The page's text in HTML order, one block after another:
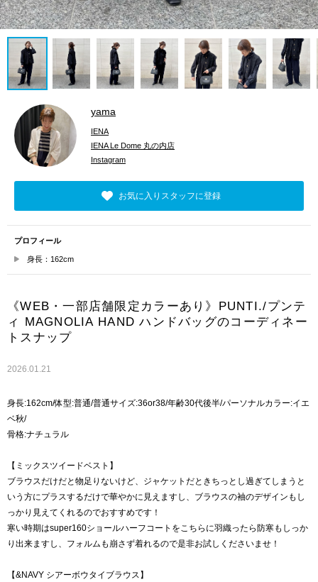
yama
IENA
IENA Le Dome 丸の内店
Instagram
お気に入りスタッフに登録
プロフィール
身長：162cm
《WEB・一部店舗限定カラーあり》PUNTI./プンテ
ィ MAGNOLIA HAND ハンドバッグのコーディネー
トスナップ
2026.01.21
身長:162cm/体型:普通/普通サイズ:36or38/年齢30代後半/パーソナルカラー:イエ
ベ秋/
骨格:ナチュラル
【ミックスツイードベスト】
ブラウスだけだと物足りないけど、ジャケットだときちっとし過ぎてしまうと
いう方にプラスするだけで華やかに見えますし、ブラウスの袖のデザインもし
っかり見えてくれるのでおすすめです！
寒い時期はsuper160ショールハーフコートをこちらに羽織ったら防寒もしっか
り出来ますし、フォルムも崩さず着れるので是非お試しくださいませ！
【&NAVY シアーボウタイブラウス】